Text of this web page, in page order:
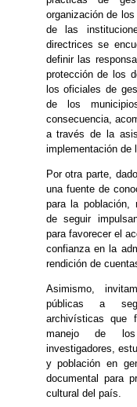
organización de
de las
directrices se
definir las
protección de los
los oficiales de
de los
consecuencia,
a través de la
implementación de
Por otra parte,
una fuente de
para la población,
de seguir
para favorecer el
confianza en la
rendición de
Asimismo,
públicas a
archivísticas que
manejo de los
investigadores,
y población en
documental para
cultural del país.